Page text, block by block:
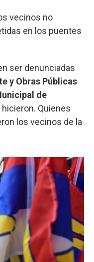
vecinos no
en los puentes
ser denunciadas
y Obras Públicas
de
Quienes
los vecinos de la